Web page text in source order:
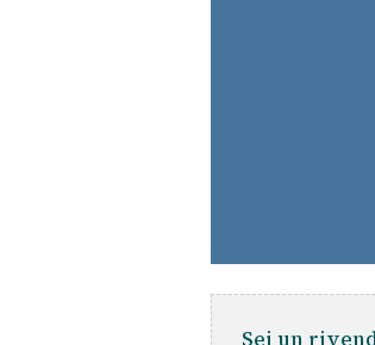
Sei un